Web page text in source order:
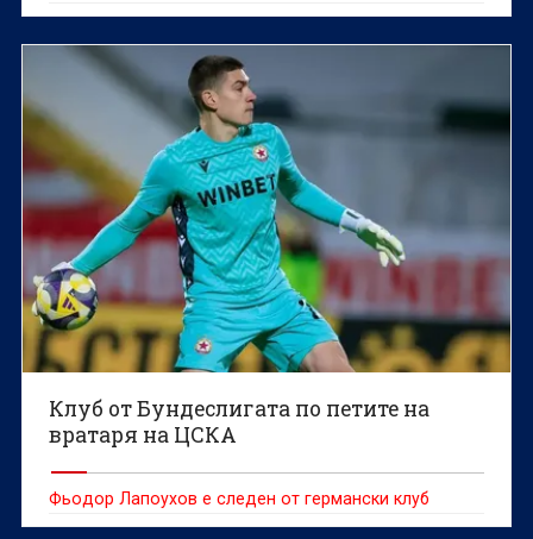
Клуб от Бундеслигата по петите на
вратаря на ЦСКА
Фьодор Лапоухов е следен от германски клуб